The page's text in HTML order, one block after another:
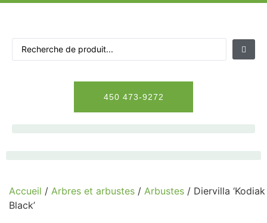
contenu
Search
450 473-9272
Accueil / Arbres et arbustes / Arbustes / Diervilla ‘Kodiak
Black’